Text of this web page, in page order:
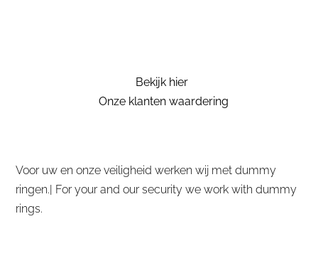
Bekijk hier
Onze klanten waardering
Voor uw en onze veiligheid werken wij met dummy
ringen.| For your and our security we work with dummy
rings.